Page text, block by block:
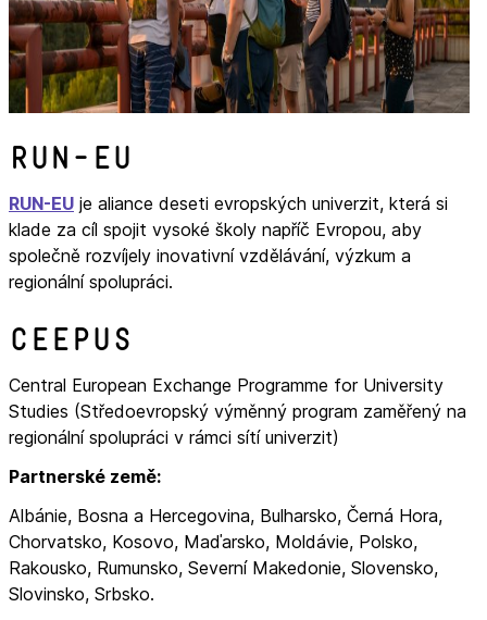
RUN-EU
RUN-EU je aliance deseti evropských univerzit, která si
klade za cíl spojit vysoké školy napříč Evropou, aby
společně rozvíjely inovativní vzdělávání, výzkum a
regionální spolupráci.
CEEPUS
Central European Exchange Programme for University
Studies (Středoevropský výměnný program zaměřený na
regionální spolupráci v rámci sítí univerzit)
Partnerské země:
Albánie, Bosna a Hercegovina, Bulharsko, Černá Hora,
Chorvatsko, Kosovo, Maďarsko, Moldávie, Polsko,
Rakousko, Rumunsko, Severní Makedonie, Slovensko,
Slovinsko, Srbsko.